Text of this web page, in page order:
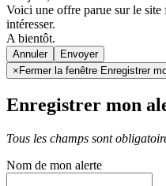
Voici une offre parue sur le
intéresser.
A bientôt.
Annuler
× Fermer la fenêtre Enregistrer
Enregistrer mon
Tous les champs sont
Nom de mon alerte